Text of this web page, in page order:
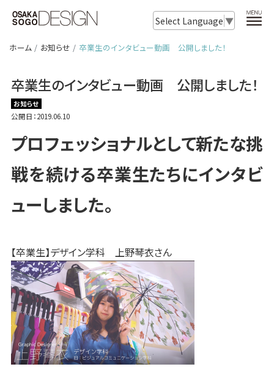
Select Language ▼
ホーム お知らせ 卒業生のインタビュー動画 公開しました！
卒業生のインタビュー動画 公開しました！
お知らせ
公開日：2019.06.10
プロフェッショナルとして新たな挑
戦を続ける卒業生たちにインタビ
ューしました。
【卒業生】デザイン学科 上野琴衣さん